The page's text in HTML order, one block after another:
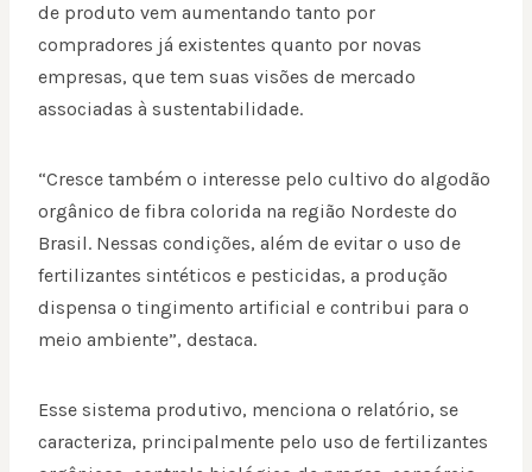
de produto vem aumentando tanto por
compradores já existentes quanto por novas
empresas, que tem suas visões de mercado
associadas à sustentabilidade.
“Cresce também o interesse pelo cultivo do algodão
orgânico de fibra colorida na região Nordeste do
Brasil. Nessas condições, além de evitar o uso de
fertilizantes sintéticos e pesticidas, a produção
dispensa o tingimento artificial e contribui para o
meio ambiente”, destaca.
Esse sistema produtivo, menciona o relatório, se
caracteriza, principalmente pelo uso de fertilizantes